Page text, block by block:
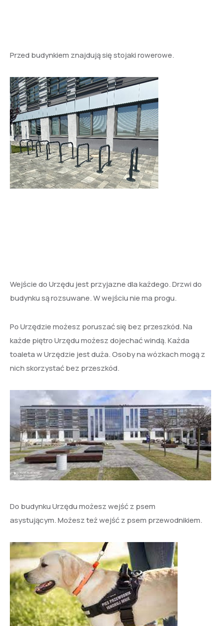
Przed budynkiem znajdują się stojaki rowerowe.
Wejście do Urzędu jest przyjazne dla każdego. Drzwi do
budynku są rozsuwane. W wejściu nie ma progu.
Po Urzędzie możesz poruszać się bez przeszkód. Na
każde piętro Urzędu możesz dojechać windą. Każda
toaleta w Urzędzie jest duża. Osoby na wózkach mogą z
nich skorzystać bez przeszkód.
Do budynku Urzędu możesz wejść z psem
asystującym. Możesz też wejść z psem przewodnikiem.